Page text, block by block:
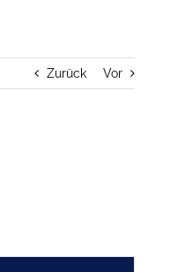
Zurück Vor